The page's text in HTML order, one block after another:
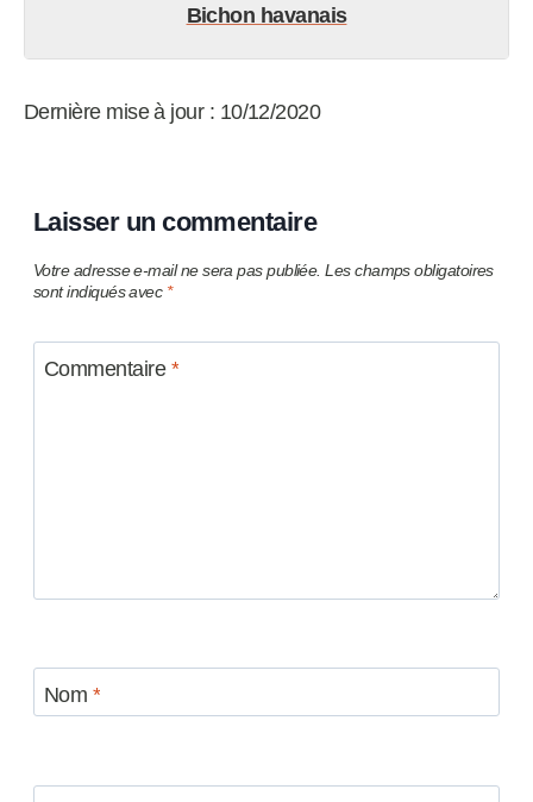
Bichon havanais
Dernière mise à jour : 10/12/2020
Laisser un commentaire
Votre adresse e-mail ne sera pas publiée. Les champs obligatoires
sont indiqués avec *
Commentaire *
Nom *